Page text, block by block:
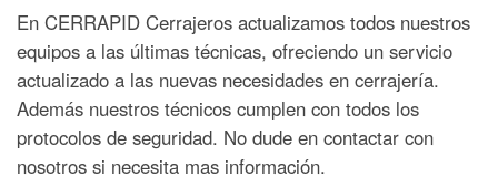
En CERRAPID Cerrajeros actualizamos todos nuestros
equipos a las últimas técnicas, ofreciendo un servicio
actualizado a las nuevas necesidades en cerrajería.
Además nuestros técnicos cumplen con todos los
protocolos de seguridad. No dude en contactar con
nosotros si necesita mas información.